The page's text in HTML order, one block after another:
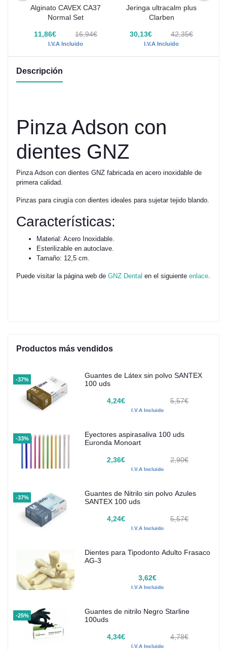
Alginato CAVEX CA37
Normal Set
11,86€ 16,94€
I.V.A Incluido
Jeringa ultracalm plus
Clarben
30,13€ 42,35€
I.V.A Incluido
Descripción
Pinza Adson con
dientes GNZ
Pinza Adson con dientes GNZ fabricada en acero inoxidable de
primera calidad.
Pinzas para cirugía con dientes ideales para sujetar tejido blando.
Características:
Material: Acero Inoxidable.
Esterilizable en autoclave.
Tamaño: 12,5 cm.
Puede visitar la página web de GNZ Dental en el siguiente enlace
Productos más vendidos
-37%
Guantes de Látex sin polvo SANTEX
100 uds
4,24€ 5,57€
I.V.A Incluido
-33%
Eyectores aspirasaliva 100 uds
Euronda Monoart
2,36€ 2,90€
I.V.A Incluido
-37%
Guantes de Nitrilo sin polvo Azules
SANTEX 100 uds
4,24€ 5,57€
I.V.A Incluido
Dientes para Tipodonto Adulto Frasaco
AG-3
3,62€
I.V.A Incluido
-25%
Guantes de nitrilo Negro Starline
100uds
4,34€ 4,78€
I.V.A Incluido